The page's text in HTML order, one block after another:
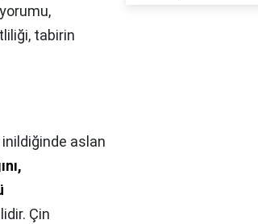
tabirin
aslan
Çin